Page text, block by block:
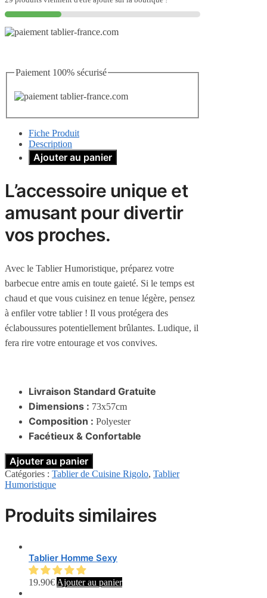
Paiement 100% sécurisé
Fiche Produit
Description
Ajouter au panier
L’accessoire unique et
amusant pour divertir
vos proches.
Avec le Tablier Humoristique, préparez votre
barbecue entre amis en toute gaieté. Si le temps est
chaud et que vous cuisinez en tenue légère, pensez
à enfiler votre tablier ! Il vous protégera des
éclaboussures potentiellement brûlantes. Ludique, il
fera rire votre entourage et vos convives.
Livraison Standard Gratuite
Dimensions : 73x57cm
Composition : Polyester
Facétieux & Confortable
Ajouter au panier
Catégories : Tablier de Cuisine Rigolo, Tablier
Humoristique
Produits similaires
Tablier Homme Sexy
19.90€ Ajouter au panier